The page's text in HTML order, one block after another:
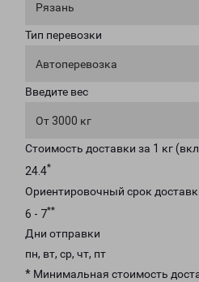
Рязань
Тип перевозки
Автоперевозка
Введите вес
От 3000 кг
Стоимость доставки за 1 кг
24.4*
Ориентировочный срок
6 - 7**
Дни отправки
пн, вт, ср, чт, пт
* Минимальная стоимость